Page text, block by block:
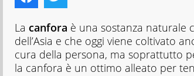
La canfora è una sostanza naturale
dell’Asia e che oggi viene coltivato
cura della persona, ma soprattutto
la canfora è un ottimo alleato per